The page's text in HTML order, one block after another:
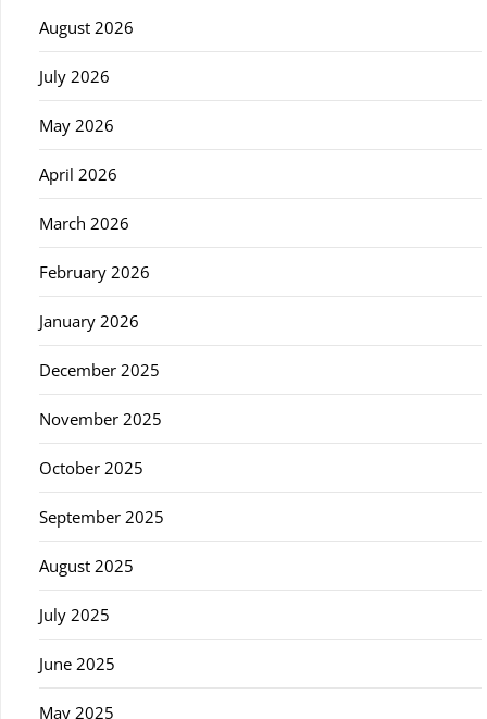
August 2026
July 2026
May 2026
April 2026
March 2026
February 2026
January 2026
December 2025
November 2025
October 2025
September 2025
August 2025
July 2025
June 2025
May 2025